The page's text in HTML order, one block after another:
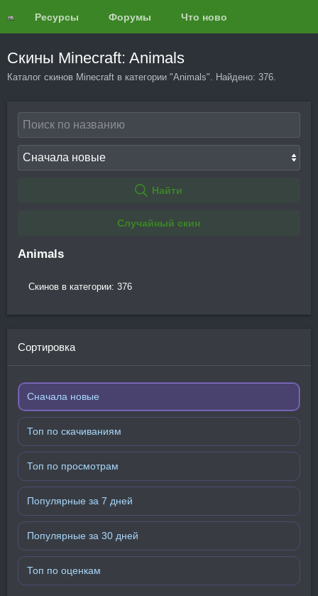
Ресурсы Форумы Что нового?
Скины Minecraft: Animals
Каталог скинов Minecraft в категории "Animals". Найдено: 376.
Найти
Случайный скин
Animals
Скинов в категории: 376
Сортировка
Сначала новые
Топ по скачиваниям
Топ по просмотрам
Популярные за 7 дней
Популярные за 30 дней
Топ по оценкам